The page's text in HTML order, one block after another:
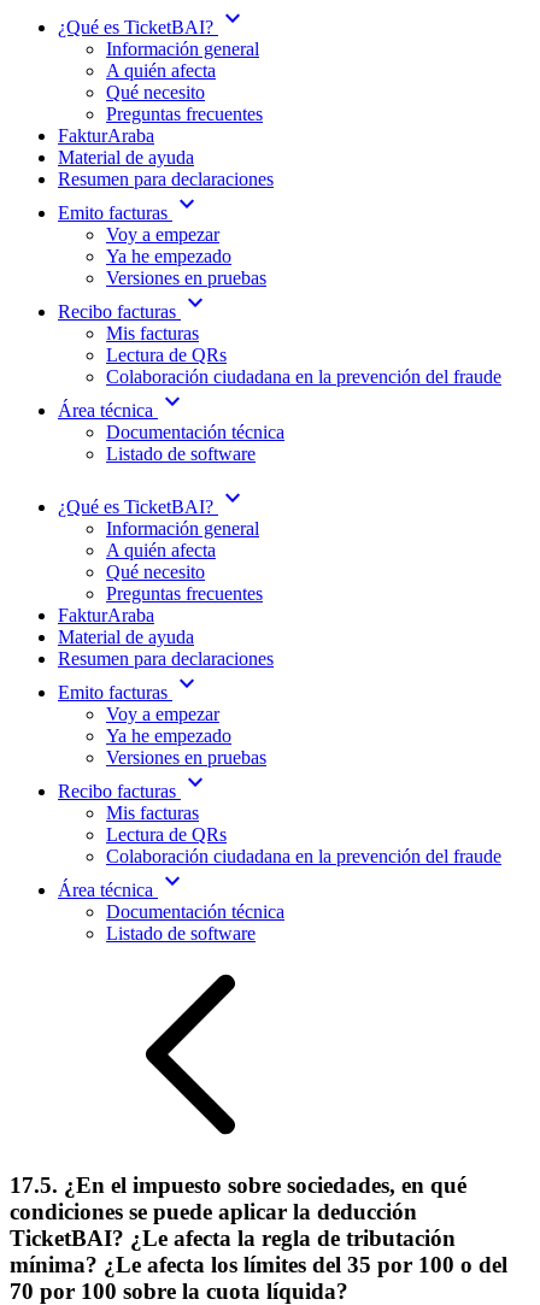
¿Qué es TicketBAI? expand_more
Información general
A quién afecta
Qué necesito
Preguntas frecuentes
FakturAraba
Material de ayuda
Resumen para declaraciones
Emito facturas expand_more
Voy a empezar
Ya he empezado
Versiones en pruebas
Recibo facturas expand_more
Mis facturas
Lectura de QRs
Colaboración ciudadana en la prevención del fraude
Área técnica
expand_more
Documentación técnica
Listado de software
¿Qué es TicketBAI? expand_more
Información general
A quién afecta
Qué necesito
Preguntas frecuentes
FakturAraba
Material de ayuda
Resumen para declaraciones
Emito facturas expand_more
Voy a empezar
Ya he empezado
Versiones en pruebas
Recibo facturas expand_more
Mis facturas
Lectura de QRs
Colaboración ciudadana en la prevención del fraude
Área técnica
expand_more
Documentación técnica
Listado de software
17.5. ¿En el impuesto sobre sociedades, en qué
condiciones se puede aplicar la deducción
TicketBAI? ¿Le afecta la regla de tributación
mínima? ¿Le afecta los límites del 35 por 100 o del
70 por 100 sobre la cuota líquida?